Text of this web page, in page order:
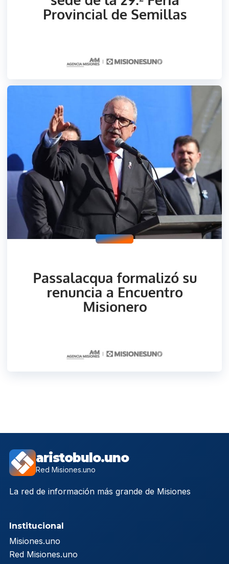
aristobulo.uno
Red Misiones.uno
La red de información más grande de Misiones
Institucional
Misiones.uno
Red Misiones.uno